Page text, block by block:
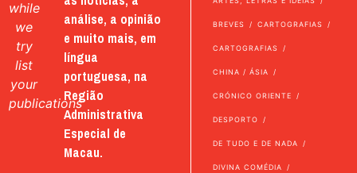
while
we
try
list
your
publications
análise, a opinião
e muito mais, em
língua
portuguesa, na
Região
Administrativa
Especial de
Macau.
BREVES CARTOGRAFIAS
CARTOGRAFIAS
CHINA / ÁSIA
CRÓNICO ORIENTE
DESPORTO
DE TUDO E DE NADA
DIVINA COMÉDIA